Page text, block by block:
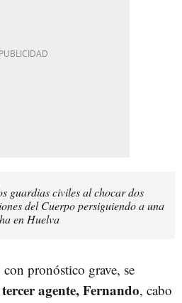
guardias civiles al chocar dos
del Cuerpo persiguiendo a una
en Huelva
pronóstico grave, se
agente, Fernando, cabo